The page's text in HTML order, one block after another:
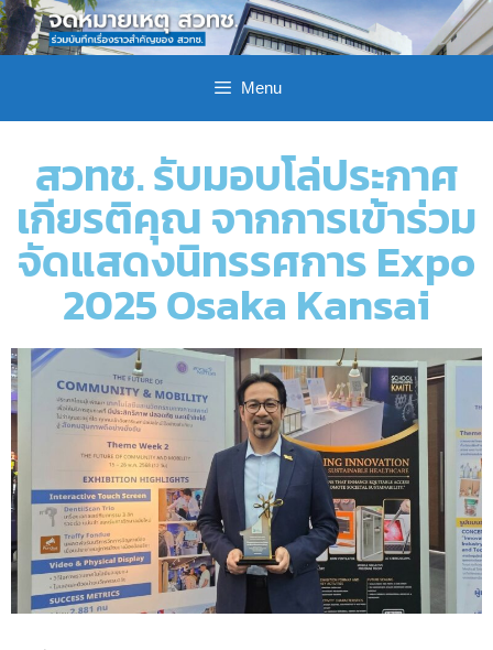
Menu
สวทช. รับมอบโล่ประกาศ
เกียรติคุณ จากการเข้าร่วม
จัดแสดงนิทรรศการ Expo
2025 Osaka Kansai